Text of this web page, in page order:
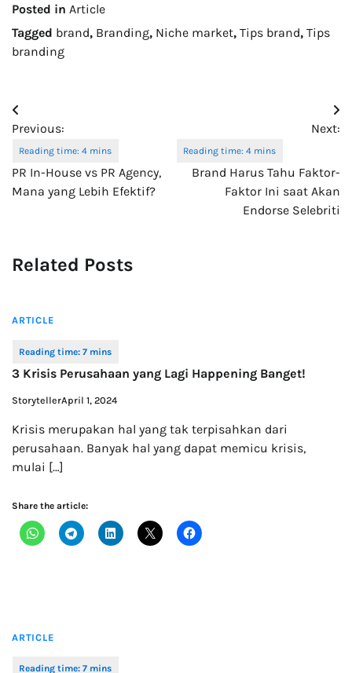
Posted in Article
Tagged brand, Branding, Niche market, Tips brand, Tips
branding
Post
navigation
Previous:
PR In-House vs PR Agency,
Mana yang Lebih Efektif?
Next:
Brand Harus Tahu Faktor-
Faktor Ini saat Akan
Endorse Selebriti
Related Posts
ARTICLE
3 Krisis Perusahaan yang Lagi Happening Banget!
StorytellerApril 1, 2024
Krisis merupakan hal yang tak terpisahkan dari
perusahaan. Banyak hal yang dapat memicu krisis,
mulai […]
Share the article:
ARTICLE